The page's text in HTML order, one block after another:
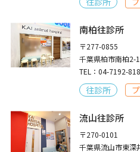
南柏往診所
〒277-0855
千葉県柏市南柏2-
TEL：04-7192-
往診所
流山往診所
〒270-0101
千葉県流山市東深